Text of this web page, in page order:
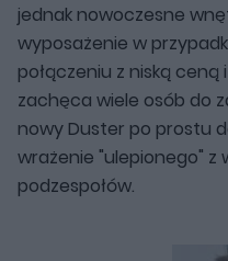
jednak nowoczesne
wyposażenie w
połączeniu z niską
zachęca wiele osób do
nowy Duster po prostu
wrażenie "ulepionego" z
podzespołów.